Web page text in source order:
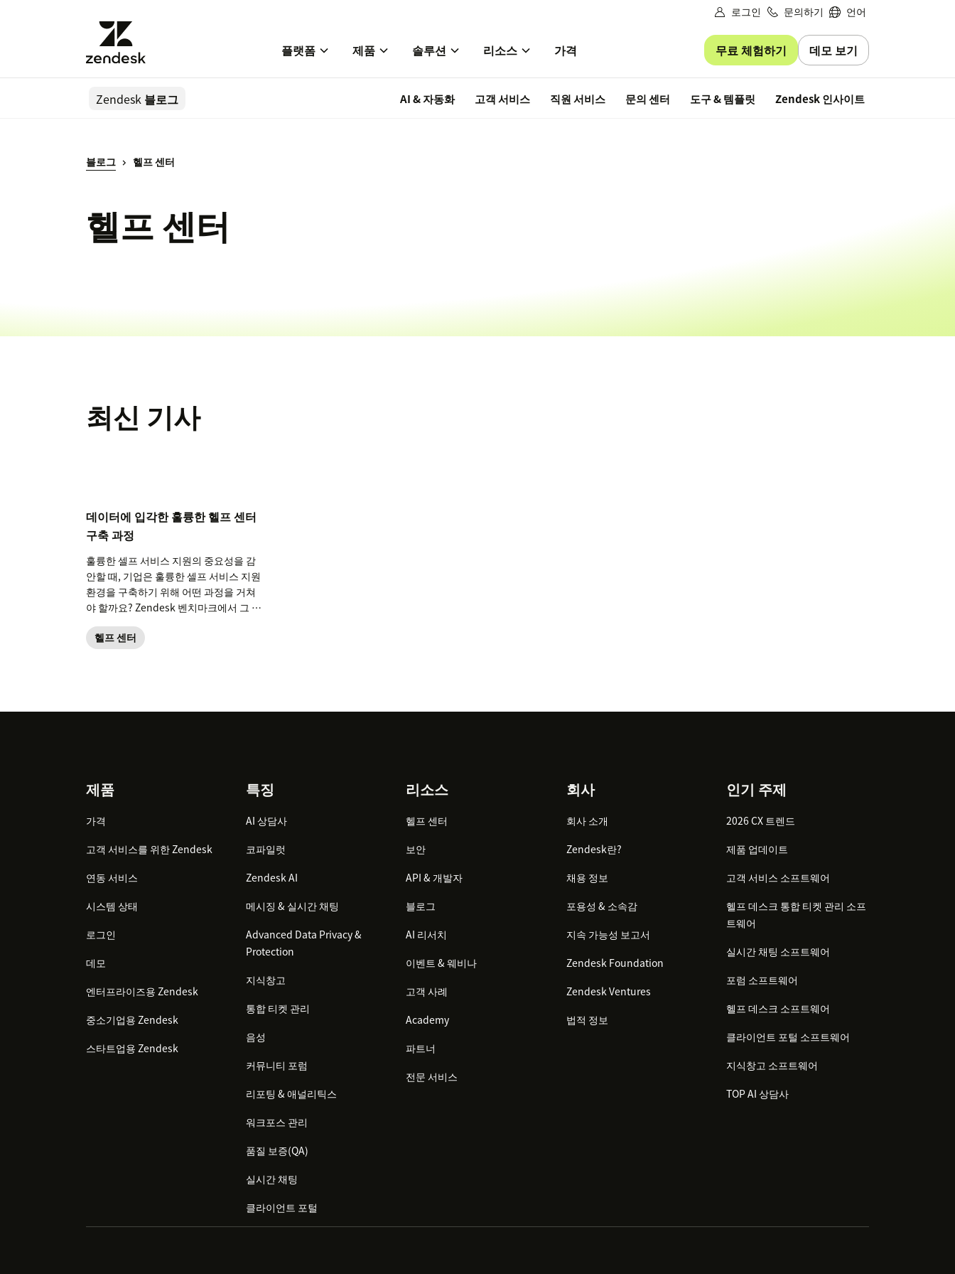
로그인 문의하기 언어
플랫폼 제품 솔루션 리소스 가격 무료 체험하기 데모 보기
Zendesk 블로그 AI & 자동화 고객 서비스 직원 서비스 문의 센터 도구 & 템플릿 Zendesk 인사이트
블로그 헬프 센터
헬프 센터
최신 기사
데이터에 입각한 훌륭한 헬프 센터
구축 과정
훌륭한 셀프 서비스 지원의 중요성을 감
안할 때, 기업은 훌륭한 셀프 서비스 지원
환경을 구축하기 위해 어떤 과정을 거쳐
야 할까요? Zendesk 벤치마크에서 그 답
을 찾았습니다.
헬프 센터
제품
가격
고객 서비스를 위한 Zendesk
연동 서비스
시스템 상태
로그인
데모
엔터프라이즈용 Zendesk
중소기업용 Zendesk
스타트업용 Zendesk
특징
AI 상담사
코파일럿
Zendesk AI
메시징 & 실시간 채팅
Advanced Data Privacy &
Protection
지식창고
통합 티켓 관리
음성
커뮤니티 포럼
리포팅 & 애널리틱스
워크포스 관리
품질 보증(QA)
실시간 채팅
클라이언트 포털
리소스
헬프 센터
보안
API & 개발자
블로그
AI 리서치
이벤트 & 웨비나
고객 사례
Academy
파트너
전문 서비스
회사
회사 소개
Zendesk란?
채용 정보
포용성 & 소속감
지속 가능성 보고서
Zendesk Foundation
Zendesk Ventures
법적 정보
인기 주제
2026 CX 트렌드
제품 업데이트
고객 서비스 소프트웨어
헬프 데스크 통합 티켓 관리 소프
트웨어
실시간 채팅 소프트웨어
포럼 소프트웨어
헬프 데스크 소프트웨어
클라이언트 포털 소프트웨어
지식창고 소프트웨어
TOP AI 상담사